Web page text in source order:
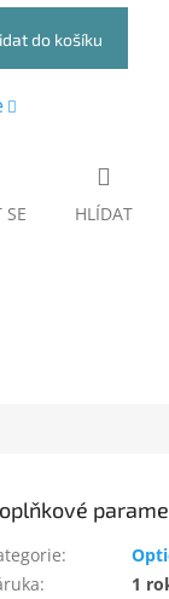
do košíku
SE HLÍDAT
:
:
1